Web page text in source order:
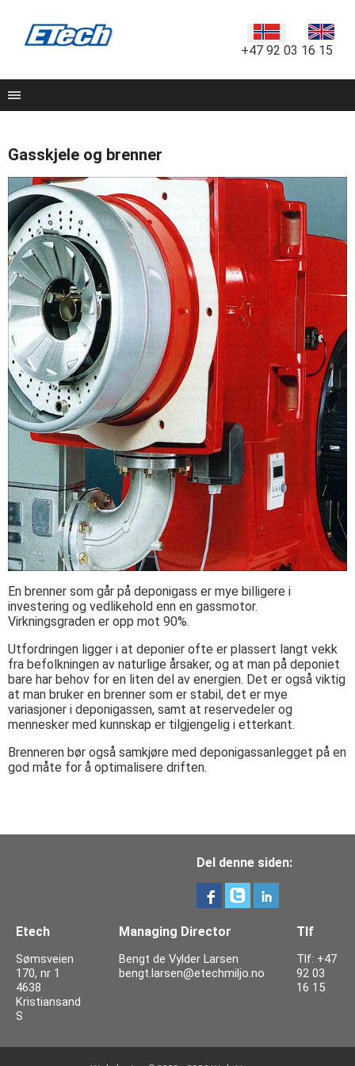
+47 92 03 16 15
Gasskjele og brenner
En brenner som går på deponigass er mye billigere i
investering og vedlikehold enn en gassmotor.
Virkningsgraden er opp mot 90%.
Utfordringen ligger i at deponier ofte er plassert langt vekk
fra befolkningen av naturlige årsaker, og at man på deponiet
bare har behov for en liten del av energien. Det er også viktig
at man bruker en brenner som er stabil, det er mye
variasjoner i deponigassen, samt at reservedeler og
mennesker med kunnskap er tilgjengelig i etterkant.
Brenneren bør også samkjøre med deponigassanlegget på en
god måte for å optimalisere driften.
Del denne siden:
Etech
Sømsveien
170, nr 1
4638
Kristiansand
S
Managing Director
Bengt de Vylder Larsen
bengt.larsen@etechmiljo.no
Tlf
Tlf: +47
92 03
16 15